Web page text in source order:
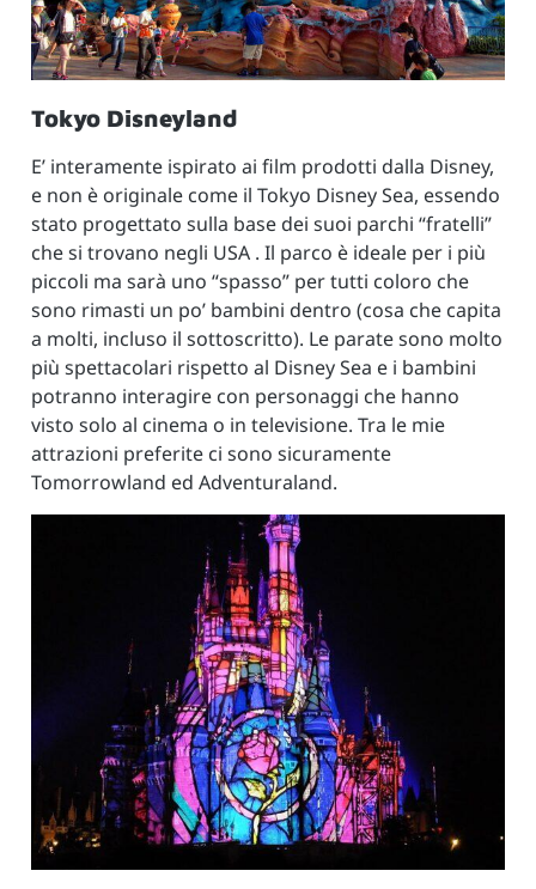
Tokyo Disneyland
E’ interamente ispirato ai film prodotti dalla Disney,
e non è originale come il Tokyo Disney Sea, essendo
stato progettato sulla base dei suoi parchi “fratelli”
che si trovano negli USA . Il parco è ideale per i più
piccoli ma sarà uno “spasso” per tutti coloro che
sono rimasti un po’ bambini dentro (cosa che capita
a molti, incluso il sottoscritto). Le parate sono molto
più spettacolari rispetto al Disney Sea e i bambini
potranno interagire con personaggi che hanno
visto solo al cinema o in televisione. Tra le mie
attrazioni preferite ci sono sicuramente
Tomorrowland ed Adventuraland.